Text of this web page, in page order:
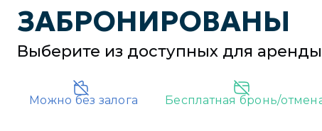
ЗАБРОНИРОВАНЫ
Выберите из доступных для аренды
Можно без залога Бесплатная бронь/